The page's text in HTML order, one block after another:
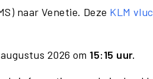
naar Venetie. Deze KLM
2026 om15:15 uur.